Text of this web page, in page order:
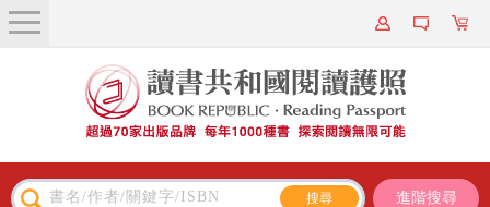
關於我們
近期新書
進階搜尋